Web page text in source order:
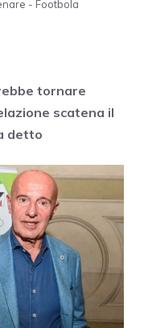
- Footbola
tornare
scatena il
detto